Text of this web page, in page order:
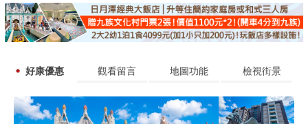
好康優惠 觀看留言 地圖功能 檢視街景